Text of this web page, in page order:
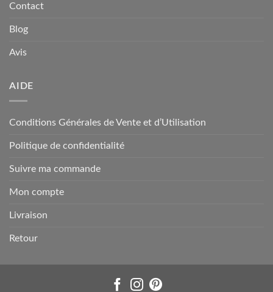
Contact
Blog
Avis
AIDE
Conditions Générales de Vente et d’Utilisation
Politique de confidentialité
Suivre ma commande
Mon compte
Livraison
Retour